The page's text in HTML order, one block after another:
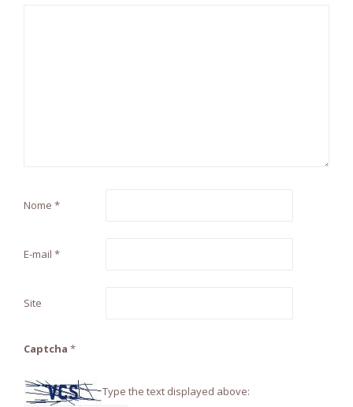
Nome *
E-mail *
Site
Captcha *
Type the text displayed above: